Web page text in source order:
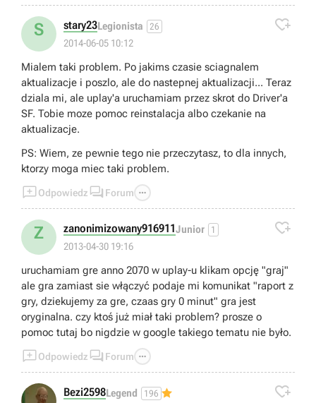
S stary23Legionista 26
2014-06-05 10:12

Mialem taki problem. Po jakims czasie sciagnalem
aktualizacje i poszlo, ale do nastepnej aktualizacji... Teraz
dziala mi, ale uplay'a uruchamiam przez skrot do Driver'a
SF. Tobie moze pomoc reinstalacja albo czekanie na
aktualizacje.
PS: Wiem, ze pewnie tego nie przeczytasz, to dla innych,
ktorzy moga miec taki problem.
Odpowiedz  Forum 
Z zanonimizowany916911Junior 1
2013-04-30 19:16

uruchamiam gre anno 2070 w uplay-u klikam opcję "graj"
ale gra zamiast sie włączyć podaje mi komunikat "raport z
gry, dziekujemy za gre, czaas gry 0 minut" gra jest
oryginalna. czy ktoś już miał taki problem? prosze o
pomoc tutaj bo nigdzie w google takiego tematu nie było.
Odpowiedz  Forum 
Bezi2598Legend 196 